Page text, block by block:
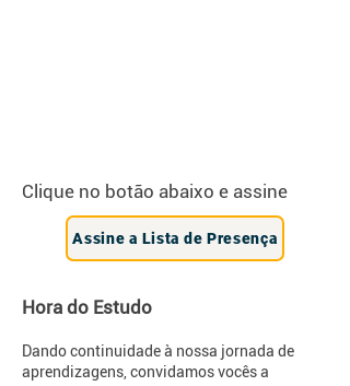
Clique no botão abaixo e assine
Assine a Lista de Presença
Hora do Estudo
Dando ​continuidade à nossa jornada de
aprendizagens, convidamos vocês a